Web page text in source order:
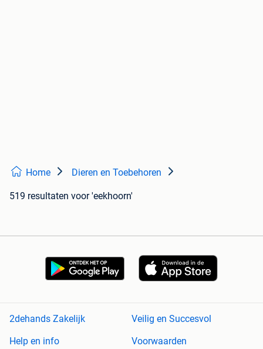
Home Dieren en Toebehoren
519 resultaten voor 'eekhoorn'
2dehands Zakelijk
Veilig en Succesvol
Help en info
Voorwaarden